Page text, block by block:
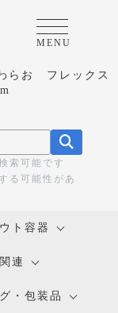
MENU
らお フレックス
索可能です
る可能性があ
ト容器
連
・包装品